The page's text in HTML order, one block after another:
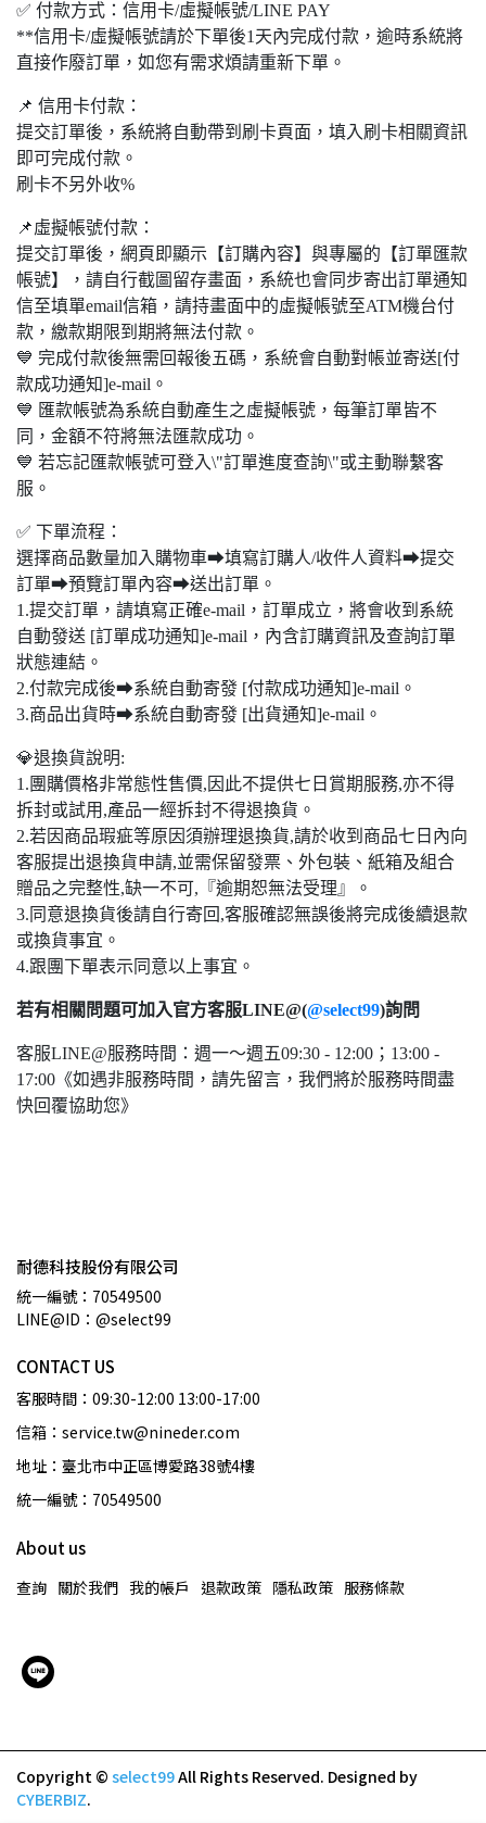
✅ 付款方式：信用卡/虛擬帳號/LINE PAY
**信用卡/虛擬帳號請於下單後1天內完成付款，逾時系統將
直接作廢訂單，如您有需求煩請重新下單。
📌 信用卡付款：
提交訂單後，系統將自動帶到刷卡頁面，填入刷卡相關資訊
即可完成付款。
刷卡不另外收%
📌虛擬帳號付款：
提交訂單後，網頁即顯示【訂購內容】與專屬的【訂單匯款
帳號】，請自行截圖留存畫面，系統也會同步寄出訂單通知
信至填單email信箱，請持畫面中的虛擬帳號至ATM機台付
款，繳款期限到期將無法付款。
💙 完成付款後無需回報後五碼，系統會自動對帳並寄送[付
款成功通知]e-mail。
💙 匯款帳號為系統自動產生之虛擬帳號，每筆訂單皆不
同，金額不符將無法匯款成功。
💙 若忘記匯款帳號可登入\"訂單進度查詢\"或主動聯繫客
服。
✅ 下單流程：
選擇商品數量加入購物車➡填寫訂購人/收件人資料➡提交
訂單➡預覽訂單內容➡送出訂單。
1.提交訂單，請填寫正確e-mail，訂單成立，將會收到系統
自動發送 [訂單成功通知]e-mail，內含訂購資訊及查詢訂單
狀態連結。
2.付款完成後➡系統自動寄發 [付款成功通知]e-mail。
3.商品出貨時➡系統自動寄發 [出貨通知]e-mail。
💎退換貨說明:
1.團購價格非常態性售價,因此不提供七日賞期服務,亦不得
拆封或試用,產品一經拆封不得退換貨。
2.若因商品瑕疵等原因須辦理退換貨,請於收到商品七日內向
客服提出退換貨申請,並需保留發票、外包裝、紙箱及組合
贈品之完整性,缺一不可,『逾期恕無法受理』。
3.同意退換貨後請自行寄回,客服確認無誤後將完成後續退款
或換貨事宜。
4.跟團下單表示同意以上事宜。
若有相關問題可加入官方客服LINE@(@select99)詢問
客服LINE@服務時間：週一～週五09:30 - 12:00；13:00 -
17:00《如遇非服務時間，請先留言，我們將於服務時間盡
快回覆協助您》
耐德科技股份有限公司
統一編號：70549500
LINE@ID：@select99
CONTACT US
客服時間：09:30-12:00 13:00-17:00
信箱：service.tw@nineder.com
地址：臺北市中正區博愛路38號4樓
統一編號：70549500
About us
查詢 關於我們 我的帳戶 退款政策 隱私政策 服務條款
Copyright © select99All Rights Reserved. Designed by
CYBERBIZ.